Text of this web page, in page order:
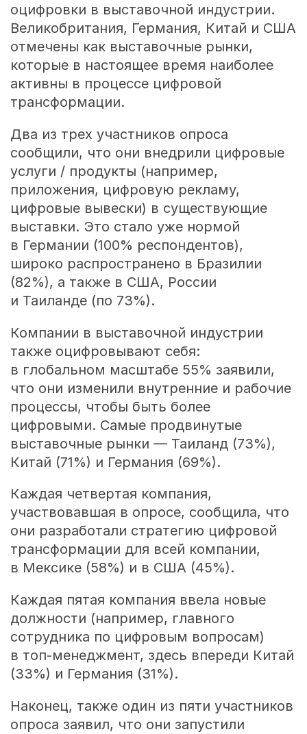
оцифровки в выставочной индустрии.
Великобритания, Германия, Китай и США
отмечены как выставочные рынки,
которые в настоящее время наиболее
активны в процессе цифровой
трансформации.
Два из трех участников опроса
сообщили, что они внедрили цифровые
услуги / продукты (например,
приложения, цифровую рекламу,
цифровые вывески) в существующие
выставки. Это стало уже нормой
в Германии (100% респондентов),
широко распространено в Бразилии
(82%), а также в США, России
и Таиланде (по 73%).
Компании в выставочной индустрии
также оцифровывают себя:
в глобальном масштабе 55% заявили,
что они изменили внутренние и рабочие
процессы, чтобы быть более
цифровыми. Самые продвинутые
выставочные рынки — Таиланд (73%),
Китай (71%) и Германия (69%).
Каждая четвертая компания,
участвовавшая в опросе, сообщила, что
они разработали стратегию цифровой
трансформации для всей компании,
в Мексике (58%) и в США (45%).
Каждая пятая компания ввела новые
должности (например, главного
сотрудника по цифровым вопросам)
в топ-менеджмент, здесь впереди Китай
(33%) и Германия (31%).
Наконец, также один из пяти участников
опроса заявил, что они запустили